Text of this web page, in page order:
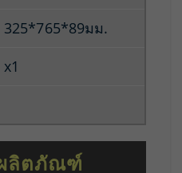
325*765*89มม.
x1
ลิตภัณฑ์